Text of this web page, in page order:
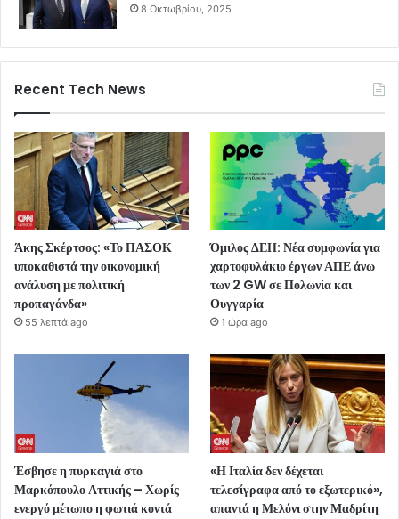
8 Οκτωβρίου, 2025
Recent Tech News
Άκης Σκέρτσος: «Το ΠΑΣΟΚ
υποκαθιστά την οικονομική
ανάλυση με πολιτική
προπαγάνδα»
55 λεπτά ago
Όμιλος ΔΕΗ: Νέα συμφωνία για
χαρτοφυλάκιο έργων ΑΠΕ άνω
των 2 GW σε Πολωνία και
Ουγγαρία
1 ώρα ago
Έσβησε η πυρκαγιά στο
Μαρκόπουλο Αττικής – Χωρίς
ενεργό μέτωπο η φωτιά κοντά
«Η Ιταλία δεν δέχεται
τελεσίγραφα από το εξωτερικό»,
απαντά η Μελόνι στην Μαδρίτη